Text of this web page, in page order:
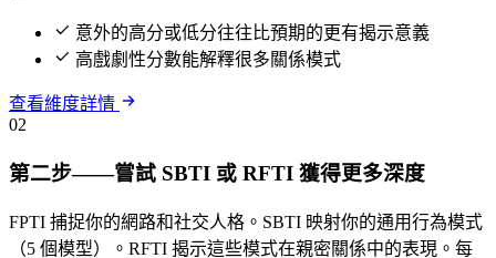
意外的高分或低分往往比預期的更有揭示意義
高戲劇性分數能解釋很多關係模式
查看維度詳情
02
第二步——嘗試 SBTI 或 RFTI 獲得更多深度
FPTI 捕捉你的網路和社交人格。SBTI 映射你的通用行為模式
（5 個模型）。RFTI 揭示這些模式在親密關係中的表現。每